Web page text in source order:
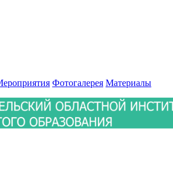
Фотогалерея Материалы